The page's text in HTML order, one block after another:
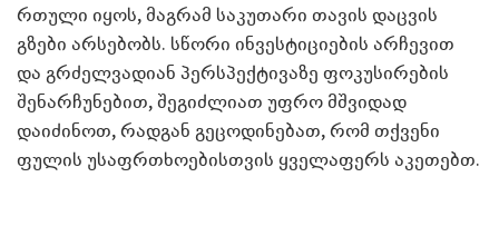
რთული იყოს, მაგრამ საკუთარი თავის დაცვის
გზები არსებობს. სწორი ინვესტიციების არჩევით
და გრძელვადიან პერსპექტივაზე ფოკუსირების
შენარჩუნებით, შეგიძლიათ უფრო მშვიდად
დაიძინოთ, რადგან გეცოდინებათ, რომ თქვენი
ფულის უსაფრთხოებისთვის ყველაფერს აკეთებთ.